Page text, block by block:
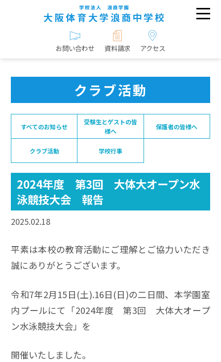
お問い合わせ 資料請求 アクセス
クラブ活動
すべてのお知らせ
受験生とゲストの皆
様へ
保護者の皆様へ
クラブ活動 学校行事
2024年度 第3回 大体大オープン水
泳競技大会 報告
2025.02.18
平素は本校の教育活動にご理解とご協力いただき
誠にありがとうございます。
令和7年2月15日(土).16日(日)の二日間、本学園室
内プールにて「2024年度 第3回 大体大オープ
ン水泳競技大会」を
開催いたしました。